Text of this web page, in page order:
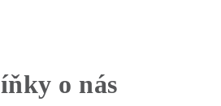
o nás